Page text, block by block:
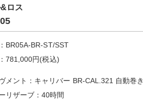
ロス
BR05A-BR-ST/SST
781,000円(税込)
メント：キャリバー BR-CAL.321 自動巻き
リザーブ：40時間